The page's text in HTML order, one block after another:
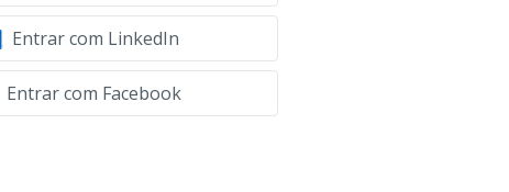
Entrar com LinkedIn
Entrar com Facebook